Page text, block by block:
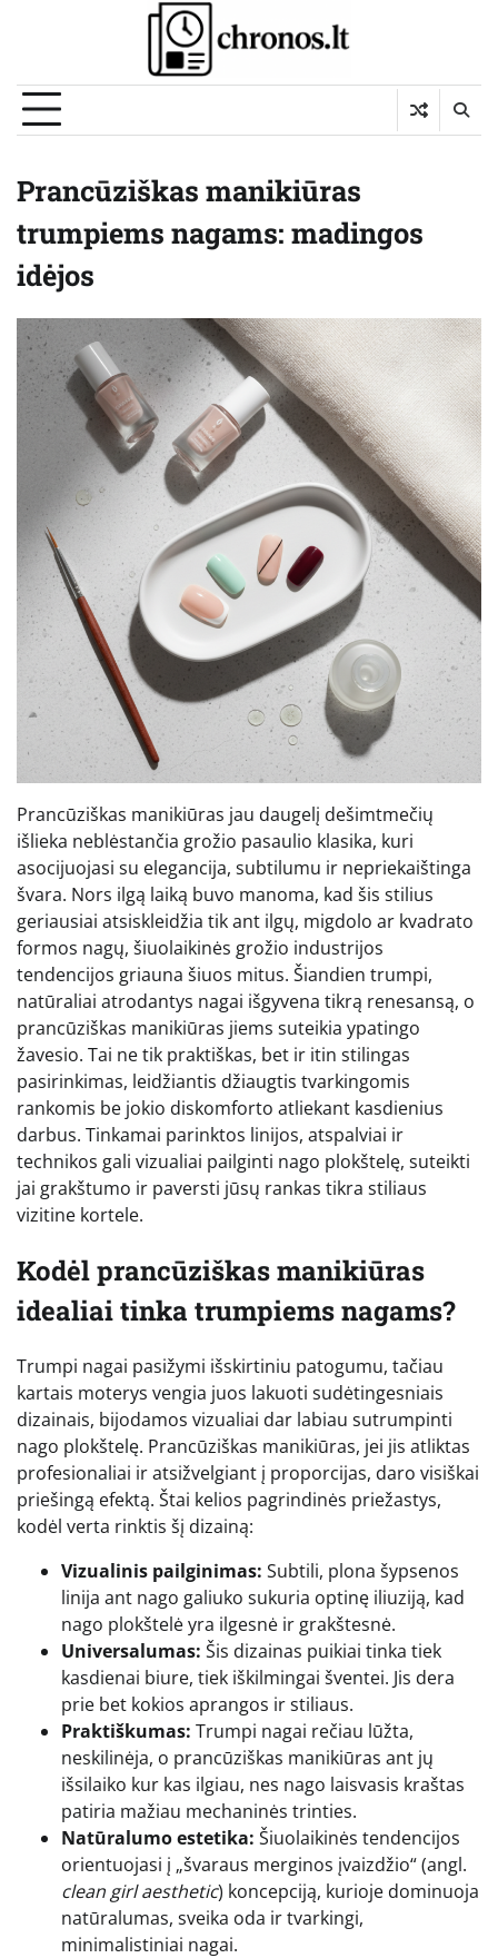
Prancūziškas manikiūras
trumpiems nagams: madingos
idėjos
Prancūziškas manikiūras jau daugelį dešimtmečių
išlieka neblėstančia grožio pasaulio klasika, kuri
asocijuojasi su elegancija, subtilumu ir nepriekaištinga
švara. Nors ilgą laiką buvo manoma, kad šis stilius
geriausiai atsiskleidžia tik ant ilgų, migdolo ar kvadrato
formos nagų, šiuolaikinės grožio industrijos
tendencijos griauna šiuos mitus. Šiandien trumpi,
natūraliai atrodantys nagai išgyvena tikrą renesansą, o
prancūziškas manikiūras jiems suteikia ypatingo
žavesio. Tai ne tik praktiškas, bet ir itin stilingas
pasirinkimas, leidžiantis džiaugtis tvarkingomis
rankomis be jokio diskomforto atliekant kasdienius
darbus. Tinkamai parinktos linijos, atspalviai ir
technikos gali vizualiai pailginti nago plokštelę, suteikti
jai grakštumo ir paversti jūsų rankas tikra stiliaus
vizitine kortele.
Kodėl prancūziškas manikiūras
idealiai tinka trumpiems nagams?
Trumpi nagai pasižymi išskirtiniu patogumu, tačiau
kartais moterys vengia juos lakuoti sudėtingesniais
dizainais, bijodamos vizualiai dar labiau sutrumpinti
nago plokštelę. Prancūziškas manikiūras, jei jis atliktas
profesionaliai ir atsižvelgiant į proporcijas, daro visiškai
priešingą efektą. Štai kelios pagrindinės priežastys,
kodėl verta rinktis šį dizainą:
Vizualinis pailginimas: Subtili, plona šypsenos
linija ant nago galiuko sukuria optinę iliuziją, kad
nago plokštelė yra ilgesnė ir grakštesnė.
Universalumas: Šis dizainas puikiai tinka tiek
kasdienai biure, tiek iškilmingai šventei. Jis dera
prie bet kokios aprangos ir stiliaus.
Praktiškumas: Trumpi nagai rečiau lūžta,
neskilinėja, o prancūziškas manikiūras ant jų
išsilaiko kur kas ilgiau, nes nago laisvasis kraštas
patiria mažiau mechaninės trinties.
Natūralumo estetika: Šiuolaikinės tendencijos
orientuojasi į „švaraus merginos įvaizdžio“ (angl.
clean girl aesthetic) koncepciją, kurioje dominuoja
natūralumas, sveika oda ir tvarkingi,
minimalistiniai nagai.